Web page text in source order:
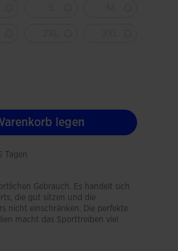
legen
Tagen
Gebrauch. Es handelt sich
die gut sitzen und die
nicht einschränken. Die perfekte
macht das Sporttreiben viel